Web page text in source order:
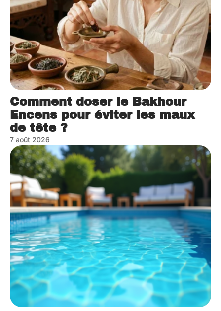
Comment doser le Bakhour
Encens pour éviter les maux
de tête ?
7 août 2026